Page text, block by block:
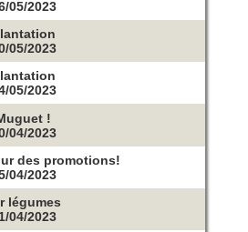
05/2023
05/2023
05/2023
!
04/2023
des promotions!
04/2023
légumes
04/2023